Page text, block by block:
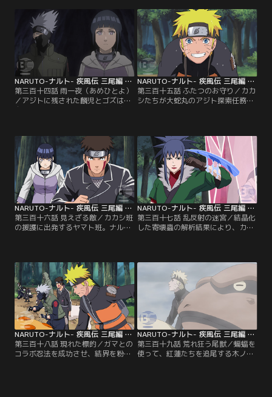
マ吉、ガマ竜とのコラボ忍術修業に
励んでいた。敵とは知らず、幽鬼丸
との出会いを果たすナルト。その
頃、紅蓮たちの追尾を続けるカカシ
は戦況の変化を伝えるため、木ノ葉
へ伝令を放つ。【提供：バンダイチ
ャンネル】
方、大蛇丸配下の者たちの探索を続
けるカカシたちだったが、シノが晶
遁で死滅したと思われていた寄壊蟲
の生き残りの気配を察知する。シノ
は皆と別れ、蟲の探索を開始する
が…。【提供：バンダイチャンネ
ル】
NARUTO-ナルト- 疾風伝 三尾編 第314話
第三百十四話 雨一夜（あめひとよ）
／アジトに残された麟児とゴズは、
自分たちを追尾する忍の存在を感じ
カシたち。両勢力は互いの存在を意
識しつつ、動きを探りあうことに。
その頃、幽鬼丸を連れて部下の元に
急ぐ紅蓮だったが、道中、幽鬼丸が
熱を出し看病せざるを得なくなって
しまう。【提供：バンダイチャンネ
ル】
NARUTO-ナルト- 疾風伝 三尾編 第315話
第三百十五話 ふたつのお守り／カカ
シたちが大蛇丸のアジト探索任務に
流するが、シノは晶遁に対する免疫
を持つ寄壊蟲を増やすため、一度戦
線を離脱することに。引き続き探索
続行を決意するキバとヒナタに、カ
カシが提案した新たなる追尾手段と
は…。【提供：バンダイチャンネ
ル】
NARUTO-ナルト- 疾風伝 三尾編 第316話
第三百十六話 見えざる敵／カカシ班
の援護に出発するヤマト班。ナルト
を続けていたカカシたちだが、間一
髪の差で気取られ、そのまま紅蓮配
下たちとの予定外の戦闘へとなだれ
込んでしまう。【提供：バンダイチ
ャンネル】
NARUTO-ナルト- 疾風伝 三尾編 第317話
第三百十七話 乱反射の迷宮／結晶化
した寄壊蟲の解析結果により、カカ
た探索班だが、シノの寄壊蟲の包囲
網ごと、結界忍術に捕らわれてしま
う。それは紅蓮の翠晶迷宮の術だっ
た。その頃、カカシ班を追いかける
ナルトは、幽鬼丸と再び遭遇する。
【提供：バンダイチャンネル】
NARUTO-ナルト- 疾風伝 三尾編 第318話
第三百十八話 現れた標的／ガマとの
コラボ忍法を成功させ、結界を粉砕
NARUTO-ナルト- 疾風伝 三尾編 第319話
第三百十九話 荒れ狂う尾獣／蝙蝠を
使って、紅蓮たちを追尾する木ノ